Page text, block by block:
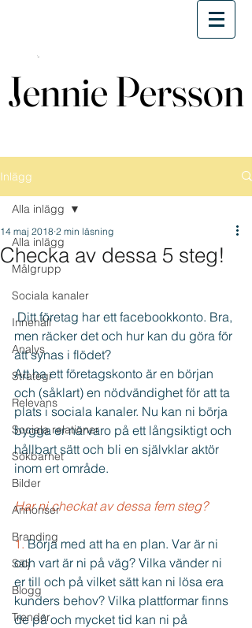
Jennie Persson
Jennie Persson
Inlägg
Alla inlägg
Målgrupp
Sociala kanaler
Innehåll
Analys
Strategi
Relevans
Sociala relationer
Sökbarhet
Bilder
Annonser
Branding
Sälj
Blogg
Trender
Alla inlägg
Checka av dessa 5 steg!
14 maj 2018 2 min läsning
Ditt företag har ett facebookkonto. Bra,
men räcker det och hur kan du göra för
att synas i flödet?
Att ha ett företagskonto är en början
och (såklart) en nödvändighet för att ta
plats i sociala kanaler. Nu kan ni börja
bygga er närvaro på ett långsiktigt och
hållbart sätt och bli en självklar aktör
inom ert område.
Har ni checkat av dessa fem steg?
1. Börja med att ha en plan. Var är ni
och vart är ni på väg? Vilka vänder ni
er till och på vilket sätt kan ni lösa era
kunders behov? Vilka plattformar finns
de på och mycket tid kan ni på